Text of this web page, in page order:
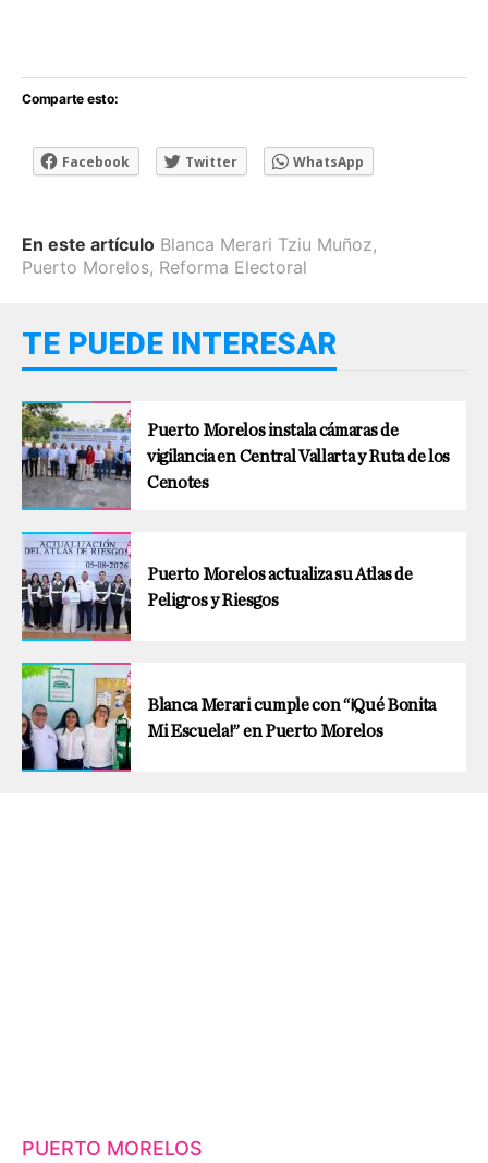
Comparte esto:
Facebook Twitter WhatsApp
En este artículo Blanca Merari Tziu Muñoz,
Puerto Morelos, Reforma Electoral
TE PUEDE INTERESAR
Puerto Morelos instala cámaras de
vigilancia en Central Vallarta y Ruta de los
Cenotes
Puerto Morelos actualiza su Atlas de
Peligros y Riesgos
Blanca Merari cumple con “¡Qué Bonita
Mi Escuela!” en Puerto Morelos
PUERTO MORELOS